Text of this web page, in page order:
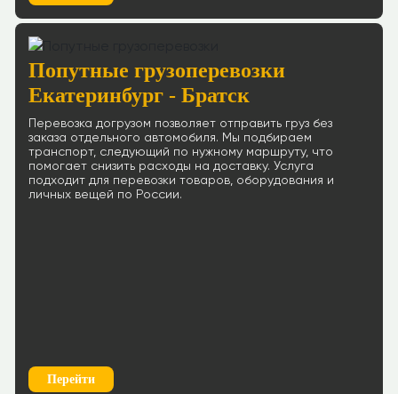
Попутные грузоперевозки
Екатеринбург - Братск
Перевозка догрузом позволяет отправить груз без
заказа отдельного автомобиля. Мы подбираем
транспорт, следующий по нужному маршруту, что
помогает снизить расходы на доставку. Услуга
подходит для перевозки товаров, оборудования и
личных вещей по России.
Перейти